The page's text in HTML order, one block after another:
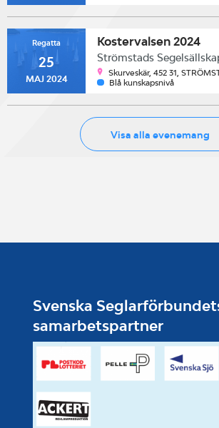
Regatta
25
MAJ 2024
Kostervalsen 2024
Strömstads
Skurveskär, 452 31,
Blå kunskapsnivå
Visa alla evenemang
Svenska
samarbetspartner